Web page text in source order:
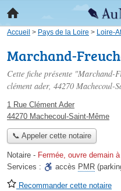
Accueil > Pays de la Loire > Loire-
Marchand-
Cette fiche présente
clément ader, 44270 Machecoul-
1 Rue Clément Ader
44270 Machecoul-Saint-Même
📞 Appeler cette notaire
Notaire - Fermée, ouvre demain
Services :
accès PMR
Recommander cette notaire